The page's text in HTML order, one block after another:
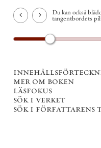
Du kan också
tangentbordets
mer om boken
läsfokus
sök i verket
sök i författarens